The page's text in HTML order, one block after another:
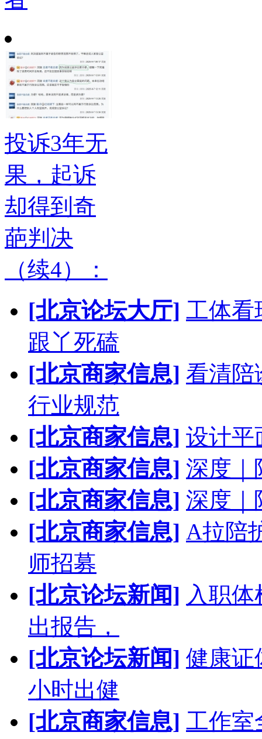
投诉3年无
果，起诉
却得到奇
葩判决
（续4）：
[北京论坛大厅] 工体看
跟丫死磕
[北京商家信息] 看清陪
行业规范
[北京商家信息] 设计平
[北京商家信息] 深度｜
[北京商家信息] 深度｜
[北京商家信息] A拉陪
师招募
[北京论坛新闻] 入职
出报告，
[北京论坛新闻] 健康证
小时出健
[北京商家信息] 工作室